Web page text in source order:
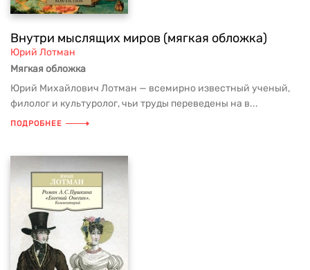
Внутри мыслящих миров (мягкая обложка)
Юрий Лотман
Мягкая обложка
Юрий Михайлович Лотман — всемирно известный ученый,
филолог и культуролог, чьи труды переведены на в...
ПОДРОБНЕЕ